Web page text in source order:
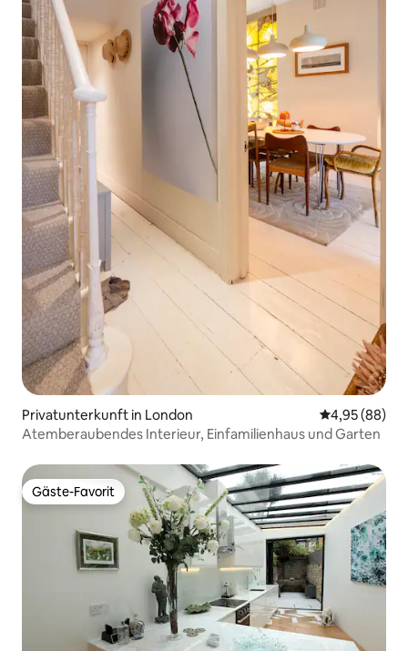
Privatunterkunft in London
4,95 (88)
Atemberaubendes Interieur, Einfamilienhaus und Garten
Gäste-Favorit
Gäste-Favorit